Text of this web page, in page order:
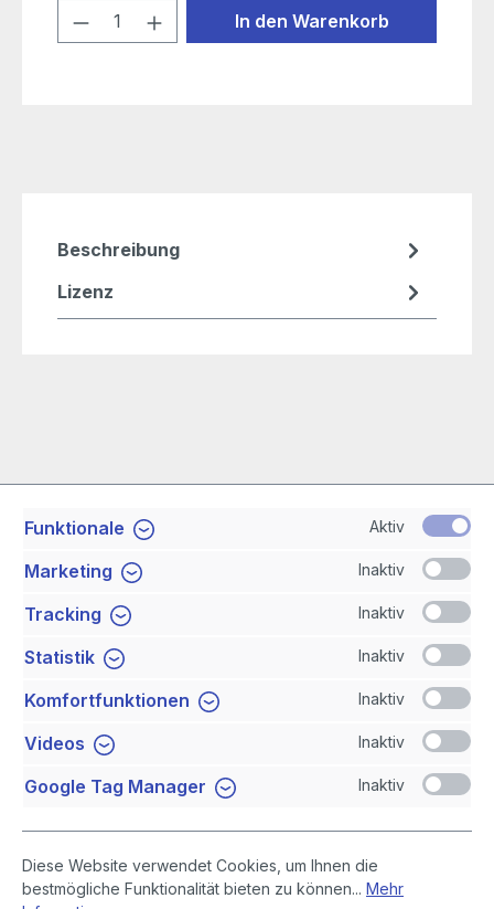
Produkt Anzahl: Gib den
In den Warenkorb
Beschreibung
Lizenz
Service-Hotline
Shop Service
Newsletter
Funktionale Aktiv
Marketing Inaktiv
Tracking Inaktiv
Statistik Inaktiv
Komfortfunktionen Inaktiv
Videos Inaktiv
Google Tag Manager Inaktiv
Diese Website verwendet Cookies, um Ihnen die
bestmögliche Funktionalität bieten zu können... Mehr